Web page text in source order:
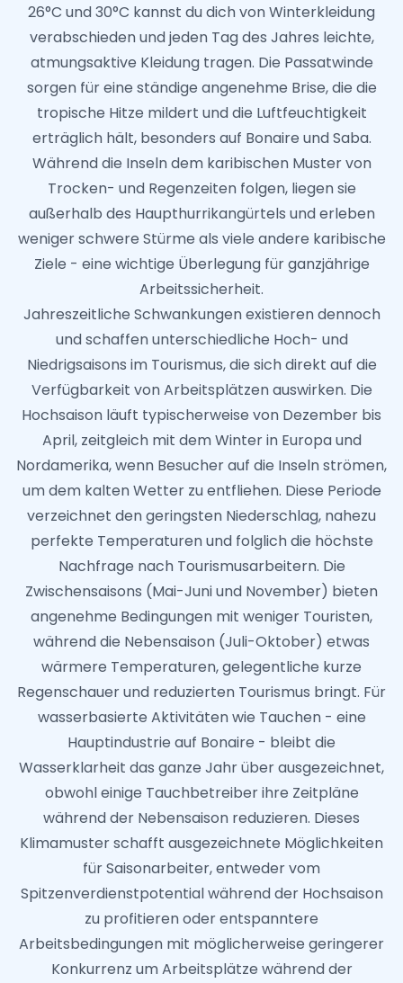
26°C und 30°C kannst du dich von Winterkleidung
verabschieden und jeden Tag des Jahres leichte,
atmungsaktive Kleidung tragen. Die Passatwinde
sorgen für eine ständige angenehme Brise, die die
tropische Hitze mildert und die Luftfeuchtigkeit
erträglich hält, besonders auf Bonaire und Saba.
Während die Inseln dem karibischen Muster von
Trocken- und Regenzeiten folgen, liegen sie
außerhalb des Haupthurrikangürtels und erleben
weniger schwere Stürme als viele andere karibische
Ziele - eine wichtige Überlegung für ganzjährige
Arbeitssicherheit.
Jahreszeitliche Schwankungen existieren dennoch
und schaffen unterschiedliche Hoch- und
Niedrigsaisons im Tourismus, die sich direkt auf die
Verfügbarkeit von Arbeitsplätzen auswirken. Die
Hochsaison läuft typischerweise von Dezember bis
April, zeitgleich mit dem Winter in Europa und
Nordamerika, wenn Besucher auf die Inseln strömen,
um dem kalten Wetter zu entfliehen. Diese Periode
verzeichnet den geringsten Niederschlag, nahezu
perfekte Temperaturen und folglich die höchste
Nachfrage nach Tourismusarbeitern. Die
Zwischensaisons (Mai-Juni und November) bieten
angenehme Bedingungen mit weniger Touristen,
während die Nebensaison (Juli-Oktober) etwas
wärmere Temperaturen, gelegentliche kurze
Regenschauer und reduzierten Tourismus bringt. Für
wasserbasierte Aktivitäten wie Tauchen - eine
Hauptindustrie auf Bonaire - bleibt die
Wasserklarheit das ganze Jahr über ausgezeichnet,
obwohl einige Tauchbetreiber ihre Zeitpläne
während der Nebensaison reduzieren. Dieses
Klimamuster schafft ausgezeichnete Möglichkeiten
für Saisonarbeiter, entweder vom
Spitzenverdienstpotential während der Hochsaison
zu profitieren oder entspanntere
Arbeitsbedingungen mit möglicherweise geringerer
Konkurrenz um Arbeitsplätze während der